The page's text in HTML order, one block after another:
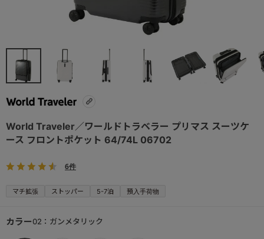
World Traveler／ワールドトラベラー プリマス スーツケ
ース フロントポケット 64/74L 06702
6件
マチ拡張 ストッパー 5-7泊 預入手荷物
カラー02：ガンメタリック